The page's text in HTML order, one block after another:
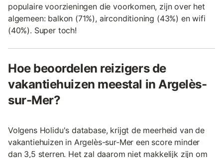
populaire voorzieningen die voorkomen, zijn over het
algemeen: balkon (71%), airconditioning (43%) en wifi
(40%). Super toch!
Hoe beoordelen reizigers de
vakantiehuizen meestal in Argelès-
sur-Mer?
Volgens Holidu's database, krijgt de meerheid van de
vakantiehuizen in Argelès-sur-Mer een score minder
dan 3,5 sterren. Het zal daarom niet makkelijk zijn om